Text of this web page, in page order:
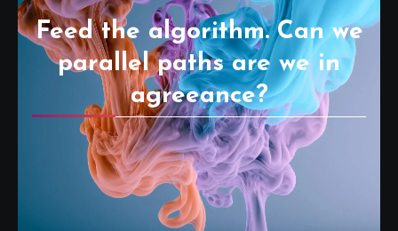
Feed the algorithm. Can we
parallel paths are we in
agreeance?